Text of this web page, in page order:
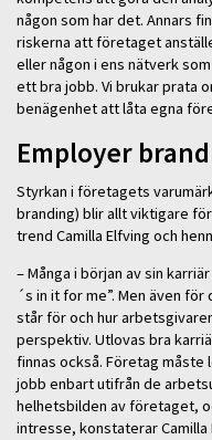
någon som har det. Annars
riskerna att företaget
eller någon i ens nätverk
ett bra jobb. Vi brukar prata
benägenhet att låta egna
Employer
Styrkan i företagets
branding) blir allt viktigare
trend Camilla Elfving och
– Många i början av sin
´s in it for me”. Men även
står för och hur
perspektiv. Utlovas bra
finnas också. Företag måste
jobb enbart utifrån de
helhetsbilden av företaget,
intresse, konstaterar Camilla